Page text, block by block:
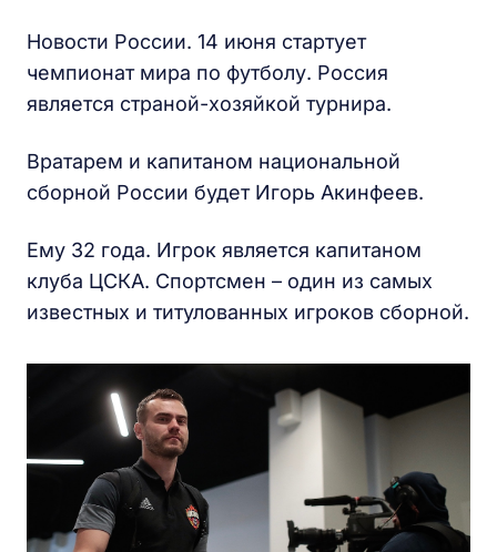
Новости России. 14 июня стартует
чемпионат мира по футболу. Россия
является страной-хозяйкой турнира.
Вратарем и капитаном национальной
сборной России будет Игорь Акинфеев.
Ему 32 года. Игрок является капитаном
клуба ЦСКА. Спортсмен – один из самых
известных и титулованных игроков сборной.